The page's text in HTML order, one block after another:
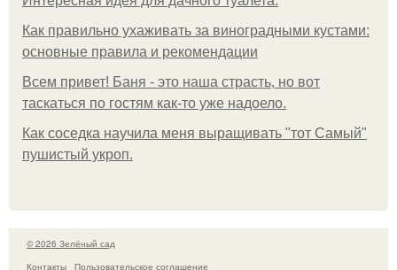
Как правильно ухаживать за виноградными кустами:
основные правила и рекомендации
Всем привет! Баня - это наша страсть, но вот
таскаться по гостям как-то уже надоело.
Как соседка научила меня выращивать "тот Самый"
пушистый укроп.
© 2026 Зелёный сад
Контакты
Пользовательское соглашение